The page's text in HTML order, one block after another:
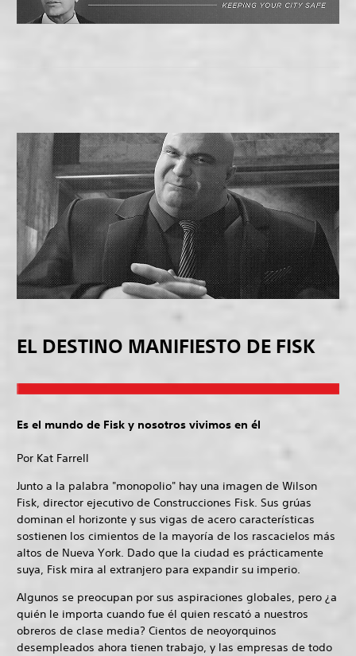
EL DESTINO MANIFIESTO DE FISK
Es el mundo de Fisk y nosotros vivimos en él
Por Kat Farrell
Junto a la palabra "monopolio" hay una imagen de Wilson
Fisk, director ejecutivo de Construcciones Fisk. Sus grúas
dominan el horizonte y sus vigas de acero características
sostienen los cimientos de la mayoría de los rascacielos más
altos de Nueva York. Dado que la ciudad es prácticamente
suya, Fisk mira al extranjero para expandir su imperio.
Algunos se preocupan por sus aspiraciones globales, pero ¿a
quién le importa cuando fue él quien rescató a nuestros
obreros de clase media? Cientos de neoyorquinos
desempleados ahora tienen trabajo, y las empresas de todo